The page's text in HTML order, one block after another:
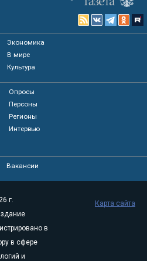
Экономика
В мире
Культура
Опросы
Персоны
Регионы
Интервью
Вакансии
г.
в
в сфере
и
Карта сайта